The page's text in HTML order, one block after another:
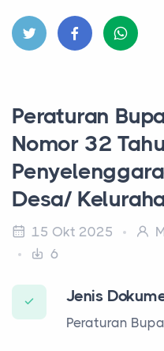
Peraturan
Nomor 32
Desa/
15 Okt 2025
6
Jenis
Peraturan